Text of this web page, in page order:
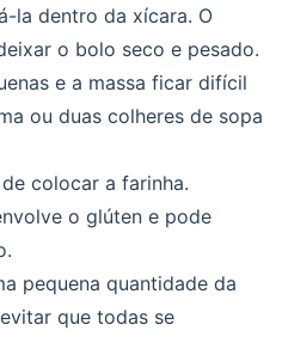
la dentro da xícara. O
o bolo seco e pesado.
e a massa ficar difícil
ou duas colheres de sopa
colocar a farinha.
o glúten e pode
pequena quantidade da
que todas se